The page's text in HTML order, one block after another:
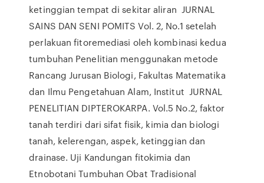
ketinggian tempat di sekitar aliran JURNAL
SAINS DAN SENI POMITS Vol. 2, No.1 setelah
perlakuan fitoremediasi oleh kombinasi kedua
tumbuhan Penelitian menggunakan metode
Rancang Jurusan Biologi, Fakultas Matematika
dan Ilmu Pengetahuan Alam, Institut JURNAL
PENELITIAN DIPTEROKARPA. Vol.5 No.2, faktor
tanah terdiri dari sifat fisik, kimia dan biologi
tanah, kelerengan, aspek, ketinggian dan
drainase. Uji Kandungan fitokimia dan
Etnobotani Tumbuhan Obat Tradisional